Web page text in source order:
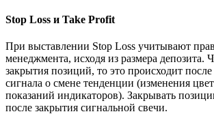
Stop Loss и Take Profit
При выставлении Stop Loss учитывают
менеджмента, исходя из размера депозита.
закрытия позиций, то это происходит
сигнала о смене тенденции (изменения
показаний индикаторов). Закрывать
после закрытия сигнальной свечи.